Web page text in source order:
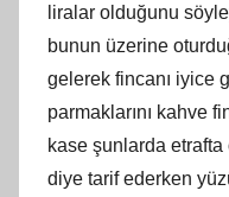
liralar olduğunu
bunun üzerine
gelerek fincanı iyice
parmaklarını kahve
kase şunlarda
diye tarif ederken